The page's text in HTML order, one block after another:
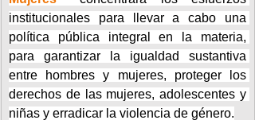
institucionales para llevar a cabo una
política pública integral en la materia,
para garantizar la igualdad sustantiva
entre hombres y mujeres, proteger los
derechos de las mujeres, adolescentes y
niñas y erradicar la violencia de género.